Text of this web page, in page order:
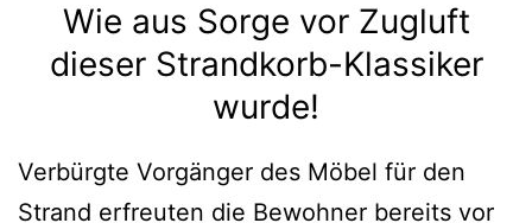
Wie aus Sorge vor Zugluft
dieser Strandkorb-Klassiker
wurde!
Verbürgte Vorgänger des Möbel für den
Strand erfreuten die Bewohner bereits vor